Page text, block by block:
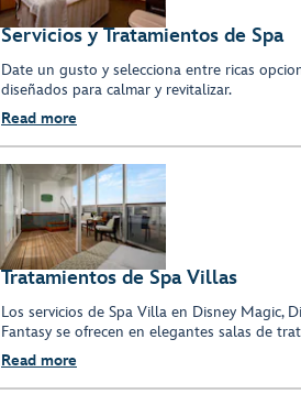
Servicios y Tratamientos de Spa
Date un gusto y selecciona entre ricas
diseñados para calmar y revitalizar.
Read more
Tratamientos de Spa Villas
Los servicios de Spa Villa en Disney Magic,
Fantasy se ofrecen en elegantes salas de
Read more